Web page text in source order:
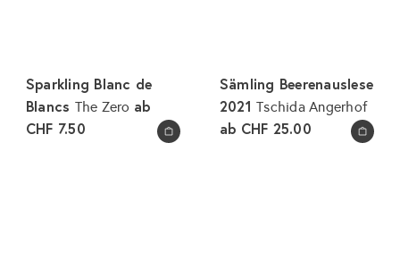
i
s
In den Warenkorb legen
Sparkling Blanc de
Blancs The Zero ab
CHF 7.50
In den Warenkorb legen
Sämling Beerenauslese
2021Tschida Angerhof
ab CHF 25.00